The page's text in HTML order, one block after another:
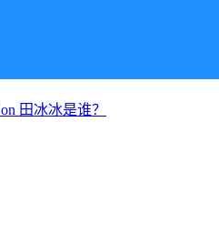
on 田冰冰是谁？